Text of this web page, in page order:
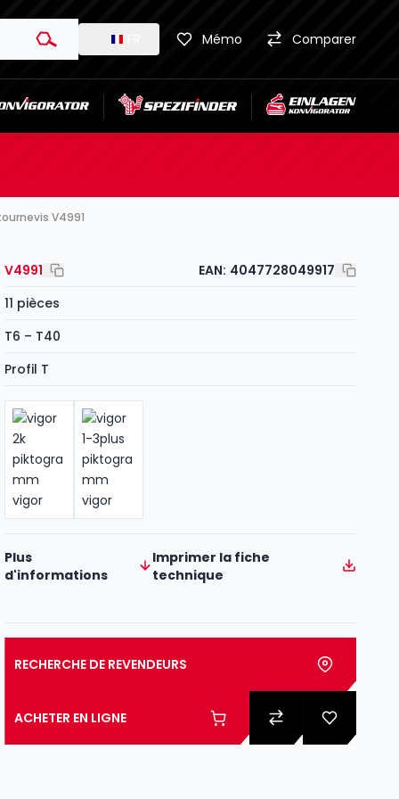
Mémo Comparer
V4991
V4991 EAN: 4047728049917
11 pièces
T6 – T40
Profil T
Plus
d'informations
Imprimer la fiche
technique
RECHERCHE DE REVENDEURS
ACHETER EN LIGNE